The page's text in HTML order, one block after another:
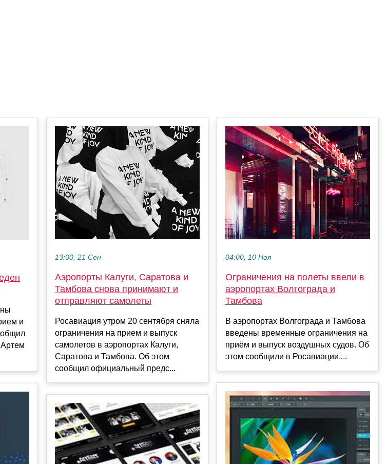
и
13:00, 21 Сен
Аэропорты Калуги, Саратова и
Тамбова снова принимают и
отправляют самолеты
Росавиация утром 20 сентября сняла
ограничения на прием и выпуск
самолетов в аэропортах Калуги,
Саратова и Тамбова. Об этом
сообщил официальный предс...
04:00, 10 Ноя
Ограничения на полеты ввели в
аэропортах Волгограда и
Тамбова
В аэропортах Волгограда и Тамбова
введены временные ограничения на
приём и выпуск воздушных судов. Об
этом сообщили в Росавиации....